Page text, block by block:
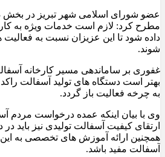
عضو شورای اسلامی شهر تبریز در بخش
مطرح کرد: لازم است خدمات ویژه به
داده شود تا این عزیزان نسبت به
شوند.
غفوری بر ساماندهی مسیر کارخانه
بهتر است دستگاه های تولید آسفالت
به چرخه فعالیت باز گردد.
وی با بیان اینکه عمده درخواست مردم
ارتقای کیفیت آسفالت تولیدی نیز باید در
همچنین ارائه آموزش های تخصصی به این
آسفالت مفید باشد.